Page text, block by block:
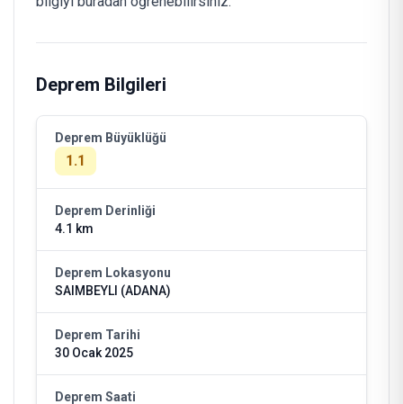
Deprem Bilgileri
Deprem Büyüklüğü
1.1
Deprem Derinliği
4.1 km
Deprem Lokasyonu
SAIMBEYLI (ADANA)
Deprem Tarihi
30 Ocak 2025
Deprem Saati